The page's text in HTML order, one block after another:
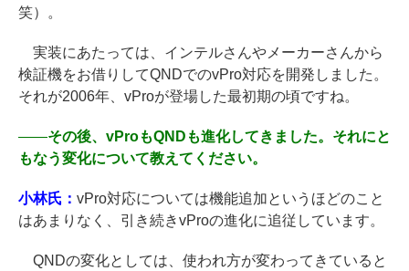
笑）。
実装にあたっては、インテルさんやメーカーさんから
検証機をお借りしてQNDでのvPro対応を開発しました。
それが2006年、vProが登場した最初期の頃ですね。
――その後、vProもQNDも進化してきました。それにと
もなう変化について教えてください。
小林氏： vPro対応については機能追加というほどのこと
はあまりなく、引き続きvProの進化に追従しています。
QNDの変化としては、使われ方が変わってきていると